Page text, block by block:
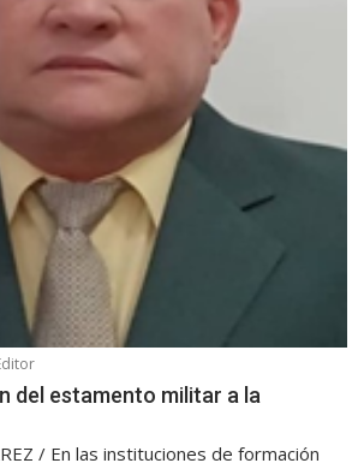
del estamento militar a la
/ En las instituciones de formación